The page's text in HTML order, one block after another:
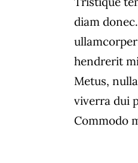
diam
hendrerit
Metus,
viverra dui
Commodo